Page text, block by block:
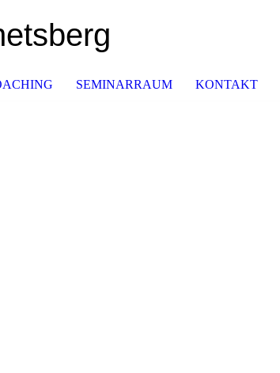
SEMINARRAUM KONTAKT